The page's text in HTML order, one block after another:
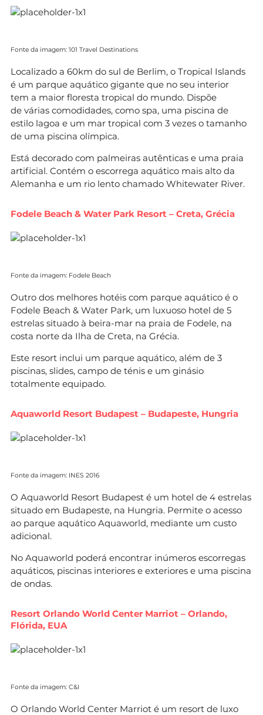
Fonte da imagem: 101 Travel Destinations
Localizado a 60km do sul de Berlim, o Tropical Islands
é um parque aquático gigante que no seu interior
tem a maior floresta tropical do mundo. Dispõe
de várias comodidades, como spa, uma piscina de
estilo lagoa e um mar tropical com 3 vezes o tamanho
de uma piscina olímpica.
Está decorado com palmeiras autênticas e uma praia
artificial. Contém o escorrega aquático mais alto da
Alemanha e um rio lento chamado Whitewater River.
Fodele Beach & Water Park Resort – Creta, Grécia
Fonte da imagem: Fodele Beach
Outro dos melhores hotéis com parque aquático é o
Fodele Beach & Water Park, um luxuoso hotel de 5
estrelas situado à beira-mar na praia de Fodele, na
costa norte da Ilha de Creta, na Grécia.
Este resort inclui um parque aquático, além de 3
piscinas, slides, campo de ténis e um ginásio
totalmente equipado.
Aquaworld Resort Budapest – Budapeste, Hungria
Fonte da imagem: INES 2016
O Aquaworld Resort Budapest é um hotel de 4 estrelas
situado em Budapeste, na Hungria. Permite o acesso
ao parque aquático Aquaworld, mediante um custo
adicional.
No Aquaworld poderá encontrar inúmeros escorregas
aquáticos, piscinas interiores e exteriores e uma piscina
de ondas.
Resort Orlando World Center Marriot – Orlando,
Flórida, EUA
Fonte da imagem: C&I
O Orlando World Center Marriot é um resort de luxo